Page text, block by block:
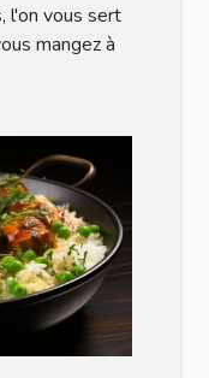
l'on vous sert
mangez à